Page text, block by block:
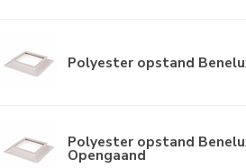
Polyester opstand
Polyester opstand
Opengaand